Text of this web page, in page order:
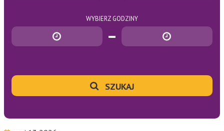
WYBIERZ GODZINY
Godzina rozpoczęcia
Godzina zakończenia
SZUKAJ